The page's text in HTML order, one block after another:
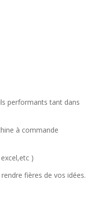
performants tant dans
à commande
)
fières de vos idées.